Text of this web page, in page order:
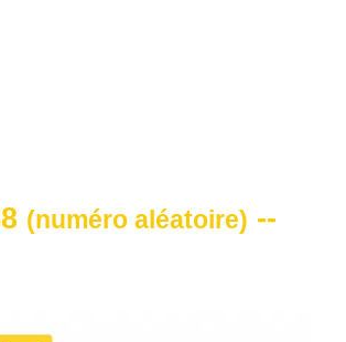
(numéro aléatoire) --